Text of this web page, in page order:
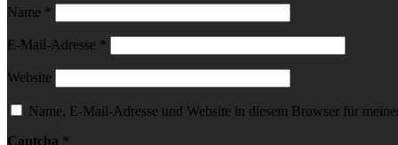
Name *
E-Mail-Adresse *
Website
Name, E-Mail-Adresse und Website in diesem Browser für
Captcha *